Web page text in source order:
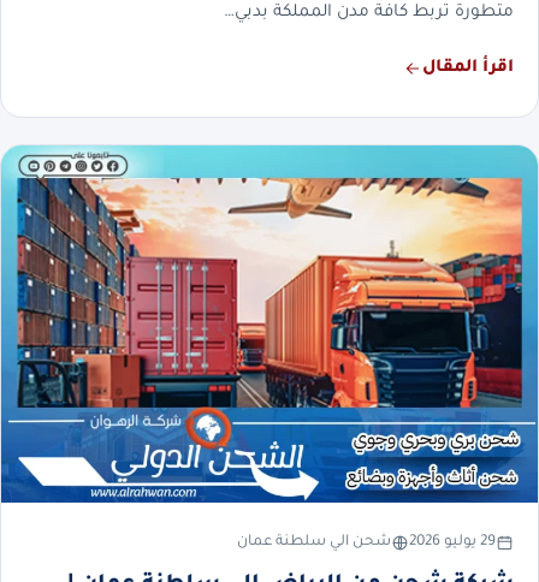
متطورة تربط كافة مدن المملكة بدبي…
اقرأ المقال
29 يوليو 2026 شحن الي سلطنة عمان